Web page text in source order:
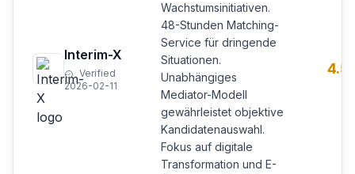
Interim-X
Verified
2026-02-11
Wachstumsinitiativen.
48-Stunden Matching-
Service für dringende
Situationen.
Unabhängiges
Mediator-Modell
gewährleistet objektive
Kandidatenauswahl.
Fokus auf digitale
Transformation und E-
4.5